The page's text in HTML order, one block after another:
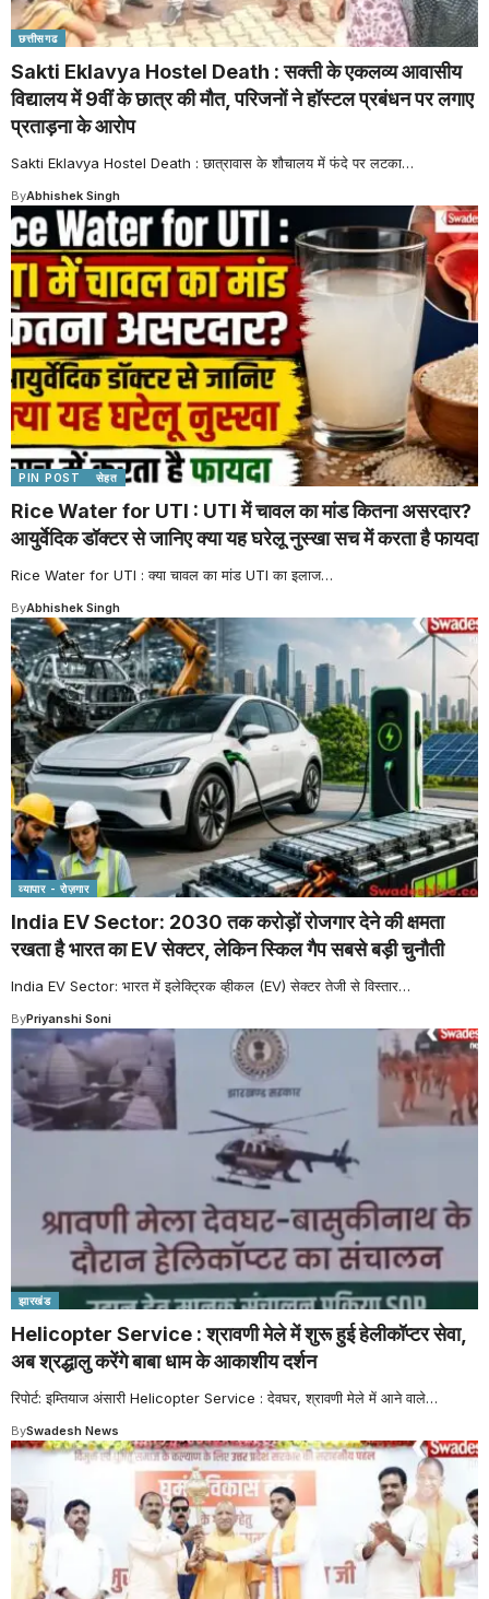
छत्तीसगढ
Sakti Eklavya Hostel Death : सक्ती के एकलव्य आवासीय
विद्यालय में 9वीं के छात्र की मौत, परिजनों ने हॉस्टल प्रबंधन पर लगाए
प्रताड़ना के आरोप
Sakti Eklavya Hostel Death : छात्रावास के शौचालय में फंदे पर लटका…
ByAbhishek Singh
PIN POST सेहत
Rice Water for UTI : UTI में चावल का मांड कितना असरदार?
आयुर्वेदिक डॉक्टर से जानिए क्या यह घरेलू नुस्खा सच में करता है फायदा
Rice Water for UTI : क्या चावल का मांड UTI का इलाज…
ByAbhishek Singh
व्यापार - रोज़गार
India EV Sector: 2030 तक करोड़ों रोजगार देने की क्षमता
रखता है भारत का EV सेक्टर, लेकिन स्किल गैप सबसे बड़ी चुनौती
India EV Sector: भारत में इलेक्ट्रिक व्हीकल (EV) सेक्टर तेजी से विस्तार…
ByPriyanshi Soni
झारखंड
Helicopter Service : श्रावणी मेले में शुरू हुई हेलीकॉप्टर सेवा,
अब श्रद्धालु करेंगे बाबा धाम के आकाशीय दर्शन
रिपोर्ट: इम्तियाज अंसारी Helicopter Service : देवघर, श्रावणी मेले में आने वाले…
BySwadesh News